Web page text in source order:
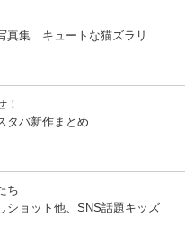
真集…キュートな猫ズラリ
！
バ新作まとめ
ち
ショット他、SNS話題キッズ